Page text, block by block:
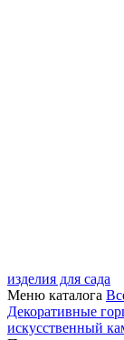
изделия для сада
Меню каталога
Декоративные
искусственный